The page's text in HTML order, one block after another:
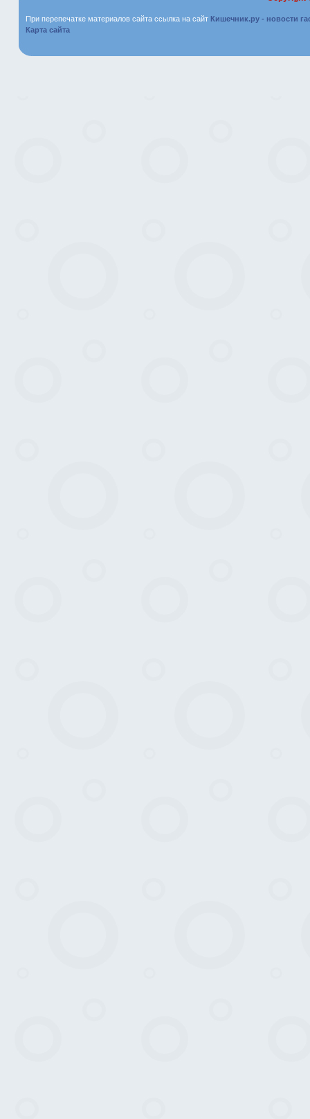
При перепечатке материалов сайта ссылка на сайт Кишечник.ру - новости
Карта сайта